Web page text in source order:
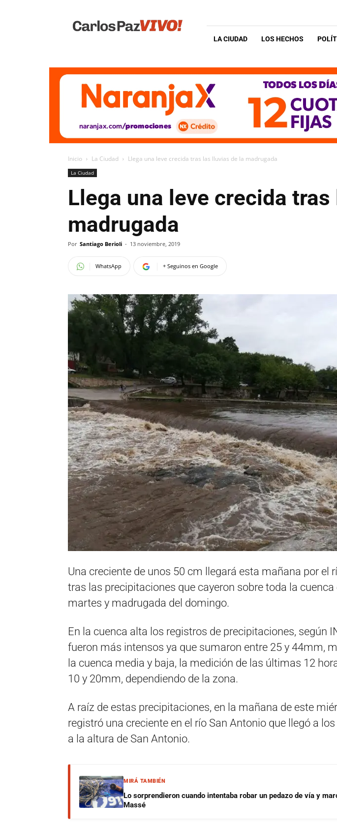
Vivo
LA CIUDAD LOS HECHOS
Inicio La Ciudad Llega una leve crecida tras las lluvias de la madrugada
La Ciudad
Llega una leve crecida
madrugada
Por Santiago Berioli - 13 noviembre, 2019
WhatsApp + Seguinos en Google
Una creciente de unos 50 cm llegará esta mañana por el
tras las precipitaciones que cayeron sobre toda la cuenca
martes y madrugada del domingo.
En la cuenca alta los registros de precipitaciones, según
fueron más intensos ya que sumaron entre 25 y 44mm,
la cuenca media y baja, la medición de las últimas 12
10 y 20mm, dependiendo de la zona.
A raíz de estas precipitaciones, en la mañana de este
registró una creciente en el río San Antonio que llegó a
a la altura de San Antonio.
MIRÁ TAMBIÉN
Lo sorprendieron cuando intentaba robar un pedazo de vía y
Massé